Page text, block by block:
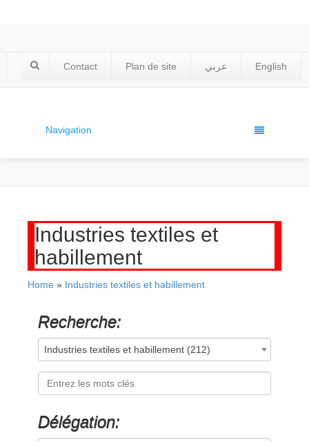
Contact Plan de site عربي English
Navigation
Industries textiles et
habillement
Home » Industries textiles et habillement
Recherche:
Industries textiles et habillement (212)
Délégation: